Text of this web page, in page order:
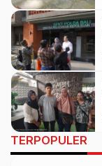
TERPOPULER